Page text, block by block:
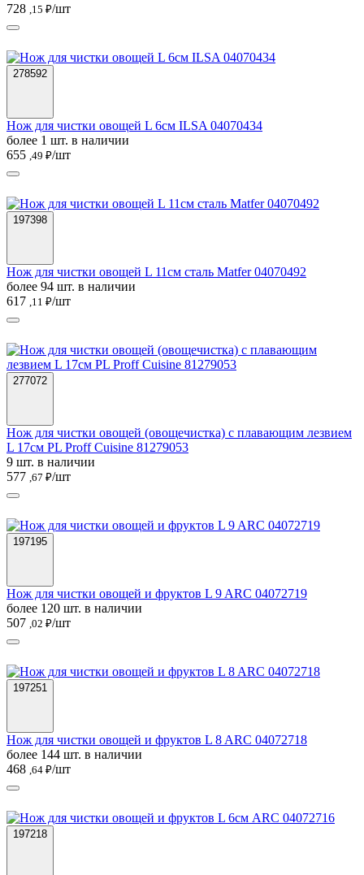
728 ,15 ₽/шт
278592
Нож для чистки овощей L 6см ILSA 04070434
более 1 шт. в наличии
655 ,49 ₽/шт
197398
Нож для чистки овощей L 11см сталь Matfer 04070492
более 94 шт. в наличии
617 ,11 ₽/шт
277072
Нож для чистки овощей (овощечистка) с плавающим лезвием
L 17см PL Proff Cuisine 81279053
9 шт. в наличии
577 ,67 ₽/шт
197195
Нож для чистки овощей и фруктов L 9 ARC 04072719
более 120 шт. в наличии
507 ,02 ₽/шт
197251
Нож для чистки овощей и фруктов L 8 ARC 04072718
более 144 шт. в наличии
468 ,64 ₽/шт
197218